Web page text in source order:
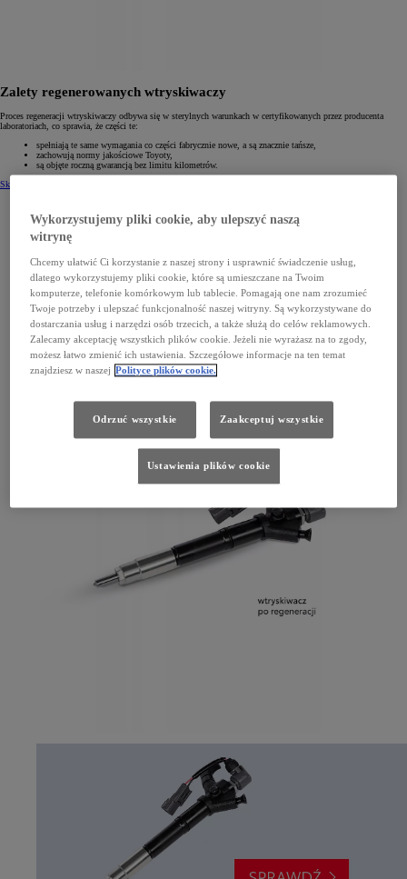
Zalety regenerowanych wtryskiwaczy
Proces regeneracji wtryskiwaczy odbywa się w sterylnych warunkach w certyfikowanych przez producenta
laboratoriach, co sprawia, że części te:
spełniają te same wymagania co części fabrycznie nowe, a są znacznie tańsze,
zachowują normy jakościowe Toyoty,
są objęte roczną gwarancją bez limitu kilometrów.
Skontaktuj się z Dilerem w celu wymiany
Wykorzystujemy pliki cookie, aby ulepszyć naszą
witrynę
Chcemy ułatwić Ci korzystanie z naszej strony i usprawnić świadczenie usług,
dlatego wykorzystujemy pliki cookie, które są umieszczane na Twoim
komputerze, telefonie komórkowym lub tablecie. Pomagają one nam zrozumieć
Twoje potrzeby i ulepszać funkcjonalność naszej witryny. Są wykorzystywane do
dostarczania usług i narzędzi osób trzecich, a także służą do celów reklamowych.
Zalecamy akceptację wszystkich plików cookie. Jeżeli nie wyrażasz na to zgody,
możesz łatwo zmienić ich ustawienia. Szczegółowe informacje na ten temat
znajdziesz w naszej Polityce plików cookie.
Odrzuć wszystkie Zaakceptuj wszystkie
Ustawienia plików cookie